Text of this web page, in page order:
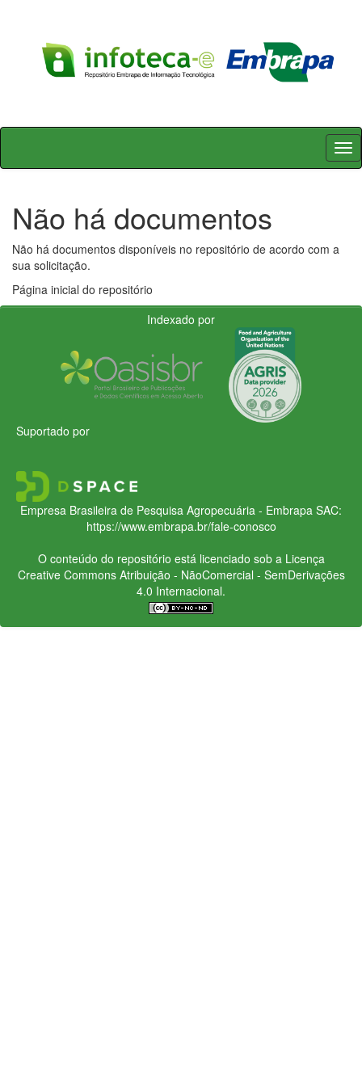
Skip
Não há documentos
Não há documentos disponíveis no repositório de acordo com a
sua solicitação.
Página inicial do repositório
Indexado por
Suportado por
Empresa Brasileira de Pesquisa Agropecuária - Embrapa SAC:
https://www.embrapa.br/fale-conosco
O conteúdo do repositório está licenciado sob a Licença
Creative CommonsAtribuição - NãoComercial - SemDerivações
4.0 Internacional.